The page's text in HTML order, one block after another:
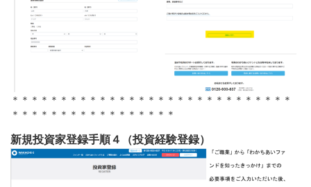
＊＊＊＊＊＊＊＊＊＊＊＊＊＊＊＊＊＊＊＊＊＊＊＊＊＊＊＊＊
＊＊＊＊＊＊＊＊＊＊＊＊＊＊＊＊＊
新規投資家登録手順４（投資経験登録）